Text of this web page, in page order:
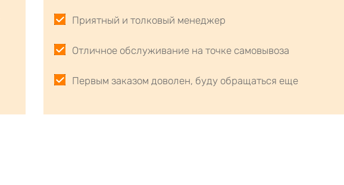
Приятный и толковый менеджер
Отличное обслуживание на точке самовывоза
Первым заказом доволен, буду обращаться еще